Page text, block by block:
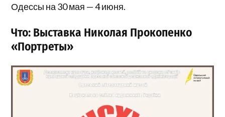
Одессы на 30 мая — 4 июня.
Что: Выставка Николая Прокопенко
«Портреты»